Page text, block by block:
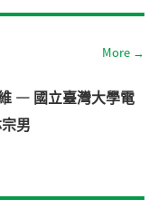
More →
— 國立臺灣大學電
男